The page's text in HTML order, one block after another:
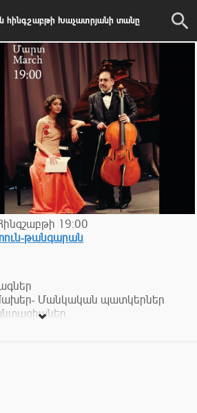
հինգշաբթի Խաչատրյանի տանը
19:00
թանգարան
Մանկական պատկերներ